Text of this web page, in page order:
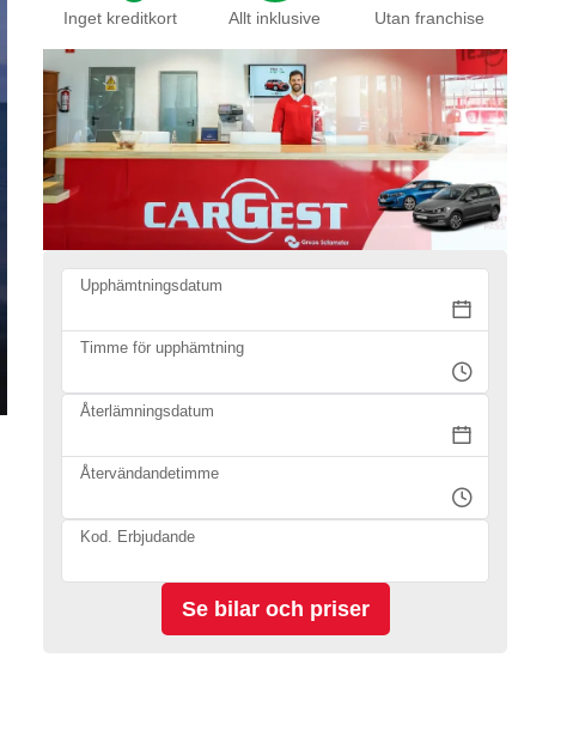
Inget kreditkort Allt inklusive Utan franchise
Upphämtningsdatum
Timme för upphämtning
Återlämningsdatum
Återvändandetimme
Kod. Erbjudande